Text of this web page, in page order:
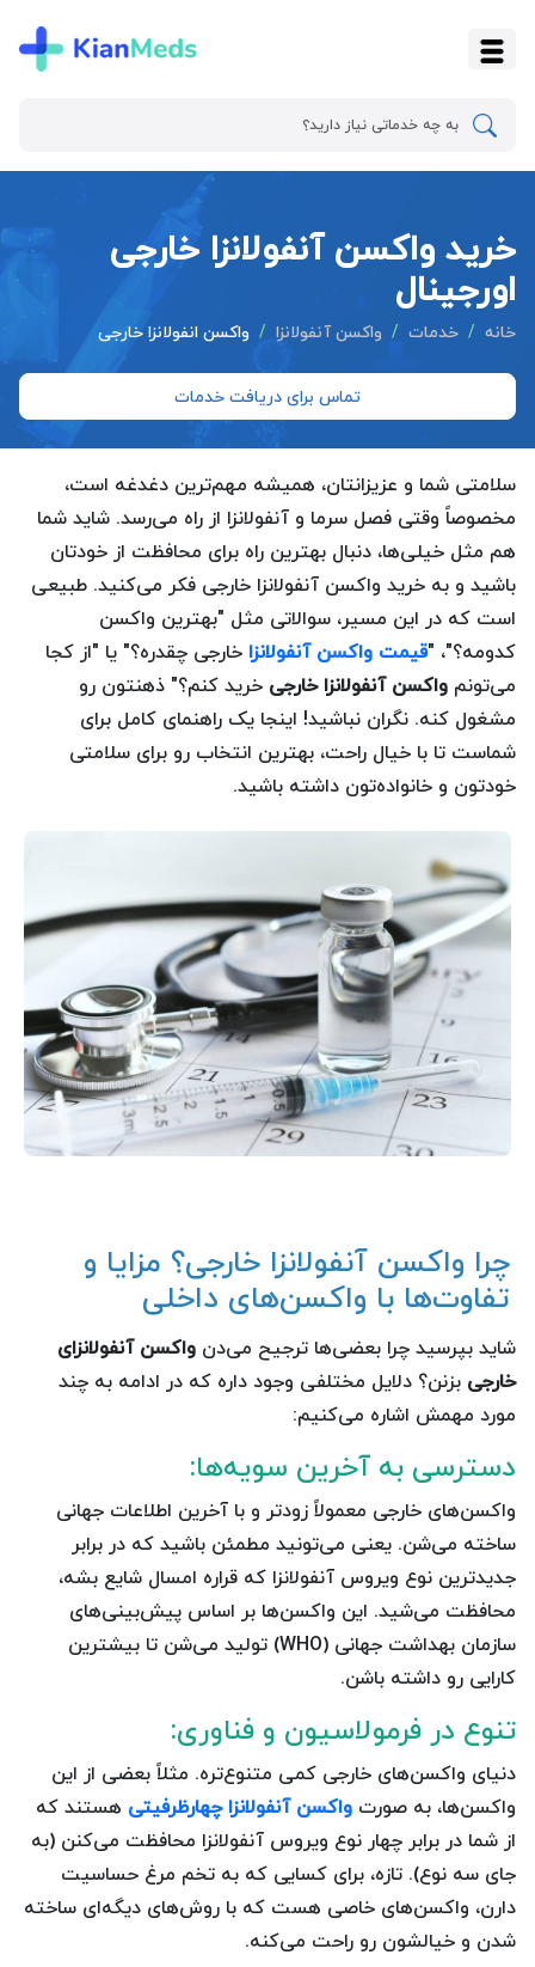
خرید واکسن آنفولانزا خارجی
اورجینال
خانه خدمات واکسن آنفولانزا واکسن انفولانزا خارجی
تماس برای دریافت خدمات
سلامتی شما و عزیزانتان، همیشه مهم‌ترین دغدغه است،
مخصوصاً وقتی فصل سرما و آنفولانزا از راه می‌رسد. شاید شما
هم مثل خیلی‌ها، دنبال بهترین راه برای محافظت از خودتان
باشید و به خرید واکسن آنفولانزا خارجی فکر می‌کنید. طبیعی
است که در این مسیر، سوالاتی مثل "بهترین واکسن
کدومه؟"، "قیمت واکسن آنفولانزا خارجی چقدره؟" یا "از کجا
می‌تونم واکسن آنفولانزا خارجی خرید کنم؟" ذهنتون رو
مشغول کنه. نگران نباشید! اینجا یک راهنمای کامل برای
شماست تا با خیال راحت، بهترین انتخاب رو برای سلامتی
خودتون و خانواده‌تون داشته باشید.
چرا واکسن آنفولانزا خارجی؟ مزایا و
تفاوت‌ها با واکسن‌های داخلی
شاید بپرسید چرا بعضی‌ها ترجیح می‌دن واکسن آنفولانزای
خارجی بزنن؟ دلایل مختلفی وجود داره که در ادامه به چند
مورد مهمش اشاره می‌کنیم:
دسترسی به آخرین سویه‌ها:
واکسن‌های خارجی معمولاً زودتر و با آخرین اطلاعات جهانی
ساخته می‌شن. یعنی می‌تونید مطمئن باشید که در برابر
جدیدترین نوع ویروس آنفولانزا که قراره امسال شایع بشه،
محافظت می‌شید. این واکسن‌ها بر اساس پیش‌بینی‌های
سازمان بهداشت جهانی (WHO) تولید می‌شن تا بیشترین
کارایی رو داشته باشن.
تنوع در فرمولاسیون و فناوری:
دنیای واکسن‌های خارجی کمی متنوع‌تره. مثلاً بعضی از این
واکسن‌ها، به صورت واکسن آنفولانزا چهارظرفیتی هستند که
از شما در برابر چهار نوع ویروس آنفولانزا محافظت می‌کنن (به
جای سه نوع). تازه، برای کسایی که به تخم مرغ حساسیت
دارن، واکسن‌های خاصی هست که با روش‌های دیگه‌ای ساخته
شدن و خیالشون رو راحت می‌کنه.